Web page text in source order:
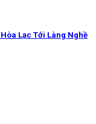
Lạc Tới Làng Nghề